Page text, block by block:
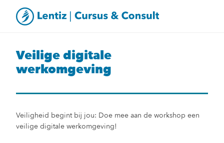
Veilige digitale
werkomgeving
Veiligheid begint bij jou: Doe mee aan de workshop een
veilige digitale werkomgeving!